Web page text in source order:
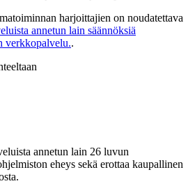
harjoittajien on noudatettava
annetun lain säännöksiä
verkkopalvelu..
annetun lain 26 luvun
eheys sekä erottaa kaupallinen